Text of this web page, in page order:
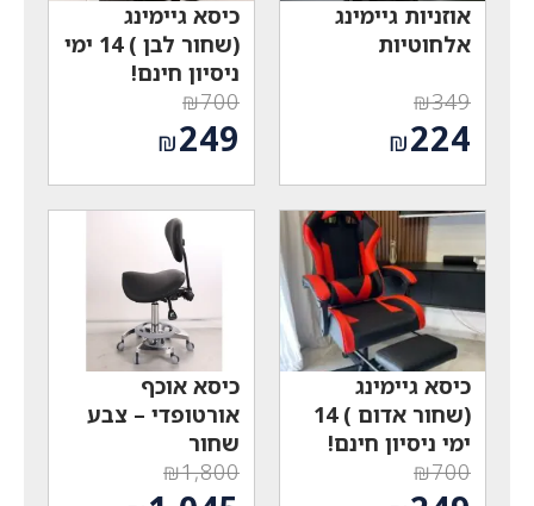
אוזניות גיימינג
אלחוטיות
₪349
המחיר
המקורי
היה:
₪349.
₪224
הנוכחי
הוא:
₪224.
כיסא גיימינג
(שחור לבן ) 14 ימי
ניסיון חינם!
₪700
המחיר
המקורי
היה:
₪700.
₪249
הנוכחי
כיסא גיימינג
(שחור אדום ) 14
ימי ניסיון חינם!
₪700
המחיר
כיסא אוכף
אורטופדי – צבע
שחור
₪1,800
המחיר